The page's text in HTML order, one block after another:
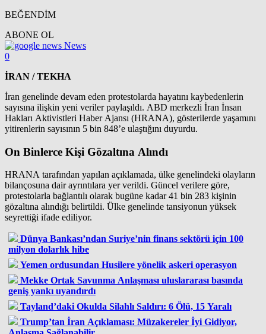
BEĞENDİM
ABONE OL
News
0
İRAN / TEKHA
İran genelinde devam eden protestolarda hayatını kaybedenlerin
sayısına ilişkin yeni veriler paylaşıldı. ABD merkezli İran İnsan
Hakları Aktivistleri Haber Ajansı (HRANA), gösterilerde yaşamını
yitirenlerin sayısının 5 bin 848’e ulaştığını duyurdu.
On Binlerce Kişi Gözaltına Alındı
HRANA tarafından yapılan açıklamada, ülke genelindeki olayların
bilançosuna dair ayrıntılara yer verildi. Güncel verilere göre,
protestolarla bağlantılı olarak bugüne kadar 41 bin 283 kişinin
gözaltına alındığı belirtildi. Ülke genelinde tansiyonun yüksek
seyrettiği ifade ediliyor.
Dünya Bankası’ndan Suriye’nin finans sektörü için 100
milyon dolarlık hibe
Yemen ordusundan Husilere yönelik askeri operasyon
Mekke Ortak Savunma Anlaşması uluslararası basında
geniş yankı uyandırdı
Tayland’daki Okulda Silahlı Saldırı: 6 Ölü, 15 Yaralı
Trump’tan İran Açıklaması: Müzakereler İyi Gidiyor,